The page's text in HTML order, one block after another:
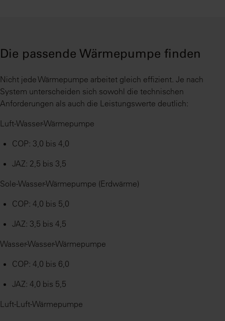
Die passende Wärmepumpe finden
Nicht jede Wärmepumpe arbeitet gleich effizient. Je nach
System unterscheiden sich sowohl die technischen
Anforderungen als auch die Leistungswerte deutlich:
Luft-Wasser-Wärmepumpe
COP: 3,0 bis 4,0
JAZ: 2,5 bis 3,5
Sole-Wasser-Wärmepumpe (Erdwärme)
COP: 4,0 bis 5,0
JAZ: 3,5 bis 4,5
Wasser-Wasser-Wärmepumpe
COP: 4,0 bis 6,0
JAZ: 4,0 bis 5,5
Luft-Luft-Wärmepumpe